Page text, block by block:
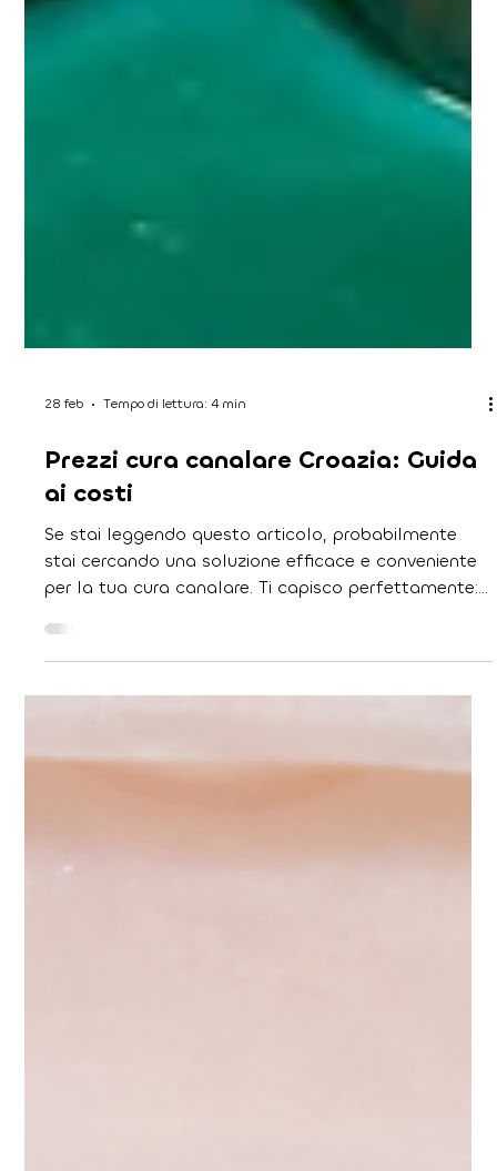
28 feb Tempo di lettura: 4 min
Prezzi cura canalare Croazia: Guida
ai costi
Se stai leggendo questo articolo, probabilmente
per la tua cura canalare. Ti capisco perfettamente:
affrontare problemi dentali può essere stressante,